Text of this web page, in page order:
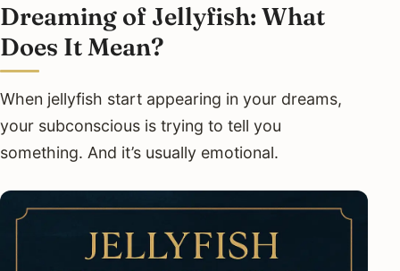
Dreaming of Jellyfish: What
Does It Mean?
When jellyfish start appearing in your dreams,
your subconscious is trying to tell you
something. And it’s usually emotional.